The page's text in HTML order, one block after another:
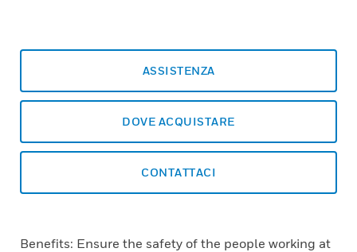
ASSISTENZA
DOVE ACQUISTARE
CONTATTACI
Benefits: Ensure the safety of the people working at